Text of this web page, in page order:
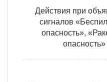
Действия при
сигналов
опасность»,
опасность»